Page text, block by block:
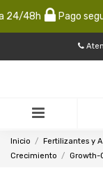
48h Pago
Inicio Fertilizantes y
Crecimiento
Growth-